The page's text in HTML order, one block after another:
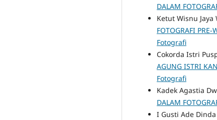
DALAM
Ketut Wisnu
FOTOGRAFI PRE-
Fotografi
Cokorda Istri
AGUNG ISTRI
Fotografi
Kadek Agastia
DALAM
I Gusti Ade